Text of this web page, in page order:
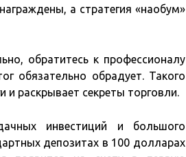
а стратегия «наобум»
обратитесь к профессионалу
обязательно обрадует. Такого
и раскрывает секреты торговли.
инвестиций и большого
депозитах в 100 долларах